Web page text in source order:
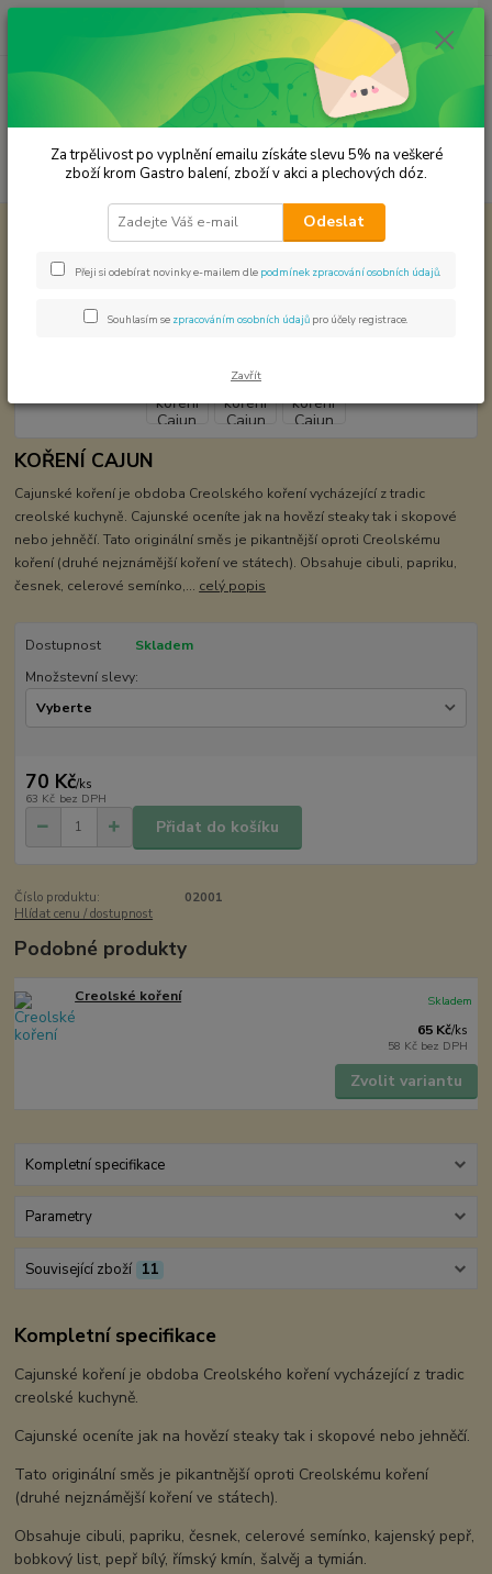
Menu
Hledat
ks
za 0,00 Kč
Světová kuchyně - koření Cajunské koření Cajun SamRub
Cajunské koření Cajun SamRub
KOŘENÍ CAJUN
Cajunské koření je obdoba Creolského koření vycházející z tradic
creolské kuchyně. Cajunské oceníte jak na hovězí steaky tak i skopové
nebo jehněčí. Tato originální směs je pikantnější oproti Creolskému
koření (druhé nejznámější koření ve státech). Obsahuje cibuli, papriku,
česnek, celerové semínko,... celý popis
Dostupnost
Skladem
Množstevní slevy:
70 Kč/ks
63 Kč bez DPH
Přidat do košíku
Číslo produktu:
02001
Hlídat cenu / dostupnost
Podobné produkty
Creolské koření
65 Kč/ks
58 Kč bez DPH
Skladem
Zvolit variantu
Kompletní specifikace
Parametry
Související zboží 11
Kompletní specifikace
Cajunské koření je obdoba Creolského koření vycházející z tradic
creolské kuchyně.
Cajunské oceníte jak na hovězí steaky tak i skopové nebo jehněčí.
Tato originální směs je pikantnější oproti Creolskému koření
(druhé nejznámější koření ve státech).
Obsahuje cibuli, papriku, česnek, celerové semínko, kajenský pepř,
bobkový list, pepř bílý, římský kmín, šalvěj a tymián.
Za trpělivost po vyplnění emailu získáte slevu 5% na veškeré
zboží krom Gastro balení, zboží v akci a plechových dóz.
Odeslat
Přeji si odebírat novinky e-mailem dle podmínek zpracování osobních údajů
Souhlasím se zpracováním osobních údajů pro účely registrace.
Zavřít